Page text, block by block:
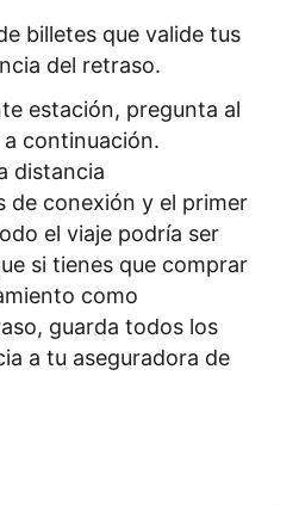
billetes que valide tus
del retraso.
estación, pregunta al
continuación.
distancia
de conexión y el primer
el viaje podría ser
si tienes que comprar
como
guarda todos los
a tu aseguradora de